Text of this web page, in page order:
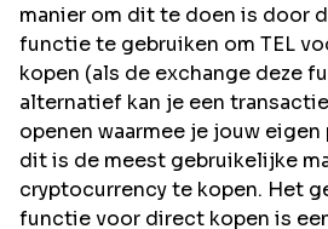
manier om dit te doen is door
functie te gebruiken om TEL
kopen (als de exchange deze
alternatief kan je een
openen waarmee je jouw
dit is de meest gebruikelijke
cryptocurrency te kopen. Het
functie voor direct kopen is